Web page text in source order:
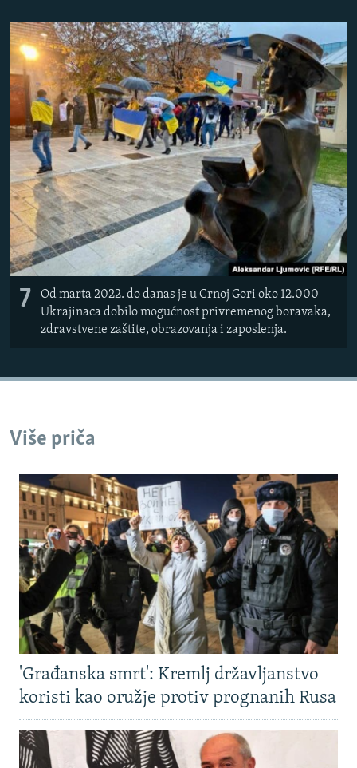
7
Od marta 2022. do danas je u Crnoj Gori oko 12.000
Ukrajinaca dobilo mogućnost privremenog boravaka,
zdravstvene zaštite, obrazovanja i zaposlenja.
Više priča
'Građanska smrt': Kremlj državljanstvo
koristi kao oružje protiv prognanih Rusa